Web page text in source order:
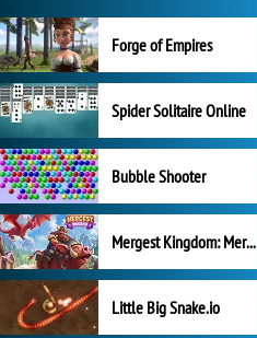
Forge of Empires
Spider Solitaire Online
Bubble Shooter
Mergest Kingdom: Merge Puzzle
Little Big Snake.io